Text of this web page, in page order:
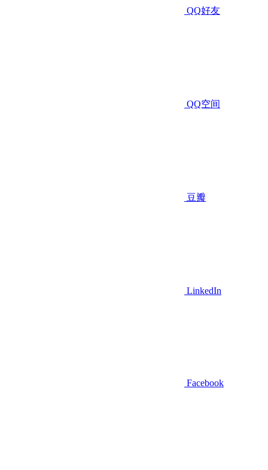
QQ好友
QQ空间
豆瓣
LinkedIn
Facebook